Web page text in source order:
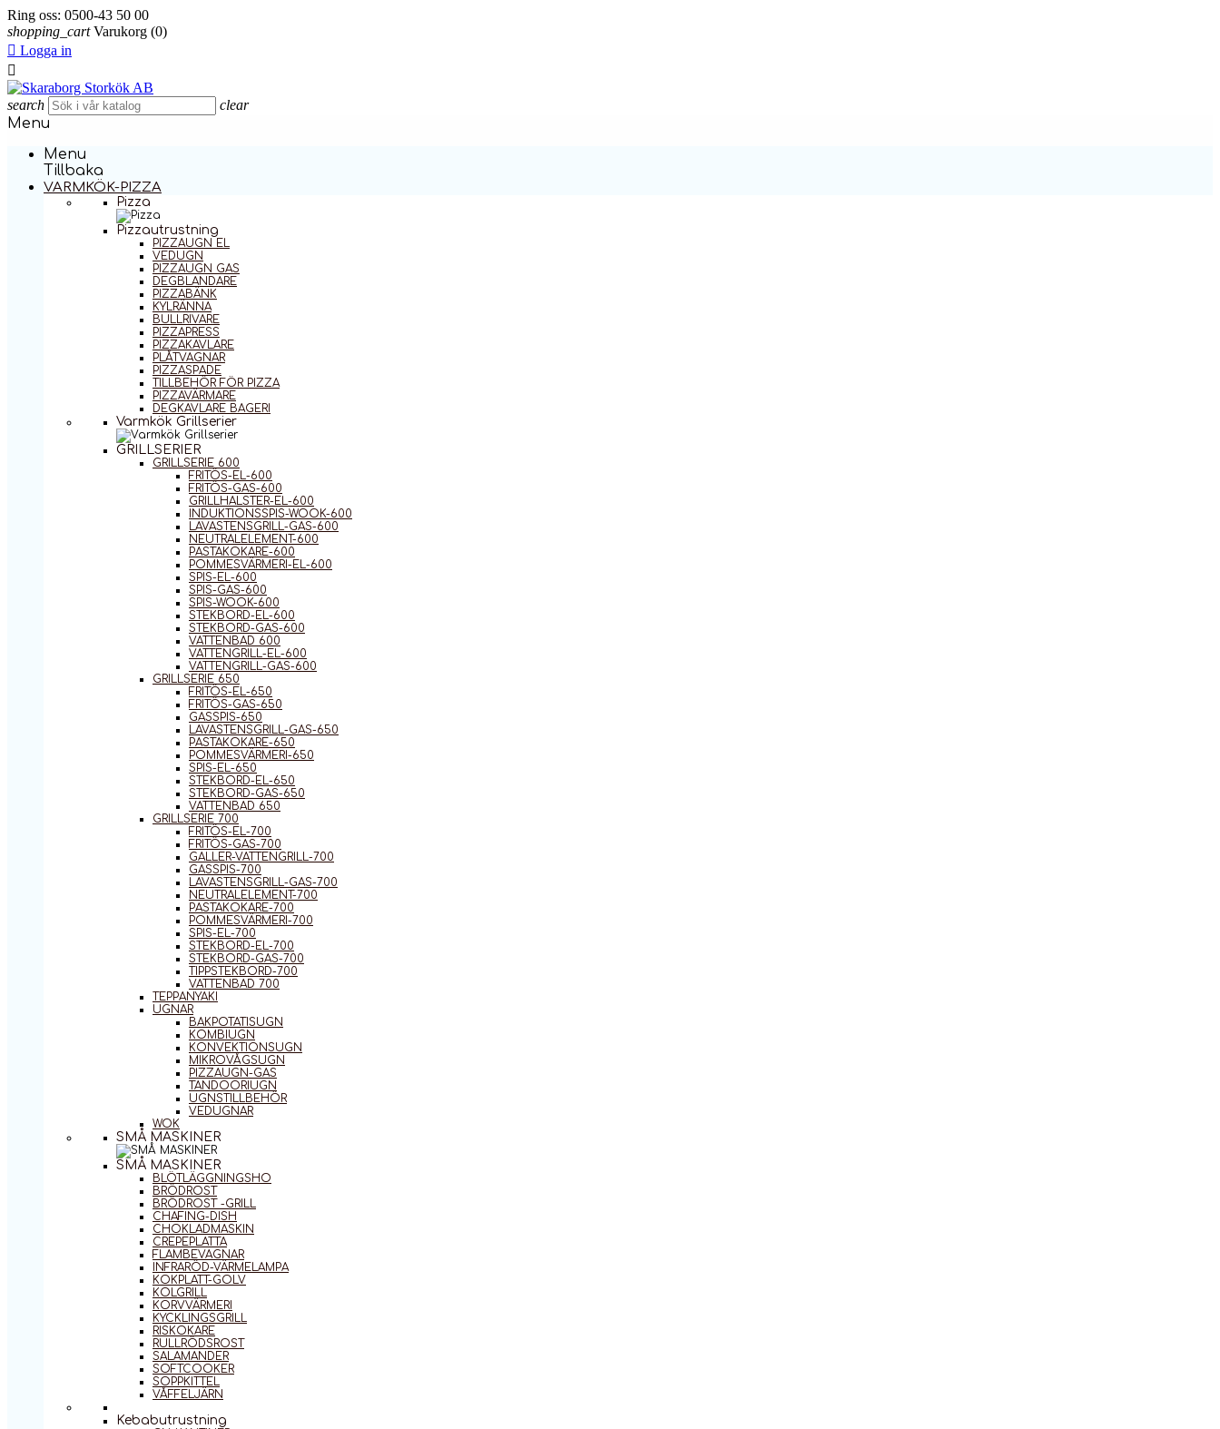
Ring oss: 0500-43 50 00
shopping_cart Varukorg (0)
 Logga in

search clear
Menu
Menu
Tillbaka
VARMKÖK-PIZZA
Pizza
Pizzautrustning
PIZZAUGN EL
VEDUGN
PIZZAUGN GAS
DEGBLANDARE
PIZZABÄNK
KYLRÄNNA
BULLRIVARE
PIZZAPRESS
PIZZAKAVLARE
PLÅTVAGNAR
PIZZASPADE
TILLBEHÖR FÖR PIZZA
PIZZAVÄRMARE
DEGKAVLARE BAGERI
Varmkök Grillserier
GRILLSERIER
GRILLSERIE 600
FRITÖS-EL-600
FRITÖS-GAS-600
GRILLHALSTER-EL-600
INDUKTIONSSPIS-WOOK-600
LAVASTENSGRILL-GAS-600
NEUTRALELEMENT-600
PASTAKOKARE-600
POMMESVÄRMERI-EL-600
SPIS-EL-600
SPIS-GAS-600
SPIS-WOOK-600
STEKBORD-EL-600
STEKBORD-GAS-600
VATTENBAD 600
VATTENGRILL-EL-600
VATTENGRILL-GAS-600
GRILLSERIE 650
FRITÖS-EL-650
FRITÖS-GAS-650
GASSPIS-650
LAVASTENSGRILL-GAS-650
PASTAKOKARE-650
POMMESVÄRMERI-650
SPIS-EL-650
STEKBORD-EL-650
STEKBORD-GAS-650
VATTENBAD 650
GRILLSERIE 700
FRITÖS-EL-700
FRITÖS-GAS-700
GALLER-VATTENGRILL-700
GASSPIS-700
LAVASTENSGRILL-GAS-700
NEUTRALELEMENT-700
PASTAKOKARE-700
POMMESVÄRMERI-700
SPIS-EL-700
STEKBORD-EL-700
STEKBORD-GAS-700
TIPPSTEKBORD-700
VATTENBAD 700
TEPPANYAKI
UGNAR
BAKPOTATISUGN
KOMBIUGN
KONVEKTIONSUGN
MIKROVÅGSUGN
PIZZAUGN-GAS
TANDOORIUGN
UGNSTILLBEHÖR
VEDUGNAR
WOK
SMÅ MASKINER
SMÅ MASKINER
BLÖTLÄGGNINGSHO
BRÖDROST
BRÖDROST -GRILL
CHAFING-DISH
CHOKLADMASKIN
CREPEPLATTA
FLAMBEVAGNAR
INFRARÖD-VÄRMELAMPA
KOKPLATT-GOLV
KOLGRILL
KORVVÄRMERI
KYCKLINGSGRILL
RISKOKARE
RULLRÖDSROST
SALAMANDER
SOFTCOOKER
SOPPKITTEL
VÅFFELJÄRN
Kebabutrustning